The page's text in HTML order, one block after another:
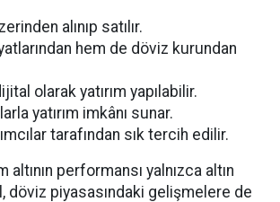
alınıp satılır.
hem de döviz kurundan
olarak yatırım yapılabilir.
yatırım imkânı sunar.
tarafından sık tercih edilir.
altının performansı yalnızca altın
döviz piyasasındaki gelişmelere de